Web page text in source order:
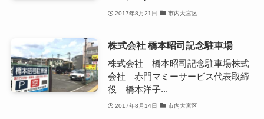
2017年8月21日 市内大宮区
株式会社 橋本昭司記念駐車場
株式会社 橋本昭司記念駐車場株式
会社 赤門マミーサービス代表取締
役 橋本洋子...
2017年8月14日 市内大宮区